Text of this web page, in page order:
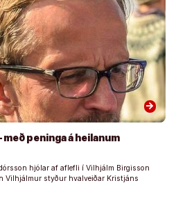
arrow_forward
peninga á heilanum
hjólar af aflefli í Vilhjálm Birgisson
Vilhjálmur styður hvalveiðar Kristjáns